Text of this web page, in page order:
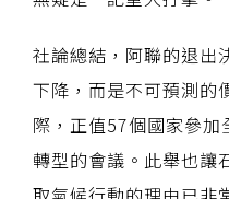
社論總結，阿聯的退出
下降，而是不可預測的
際，正值57個國家參
轉型的會議。此舉也讓